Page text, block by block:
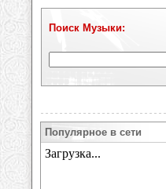
Поиск Музыки:
Популярное в сети